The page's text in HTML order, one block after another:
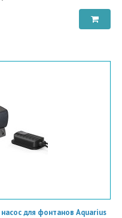
для фонтанов Aquarius